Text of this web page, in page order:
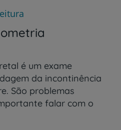
é um exame
da incontinência
São problemas
falar com o